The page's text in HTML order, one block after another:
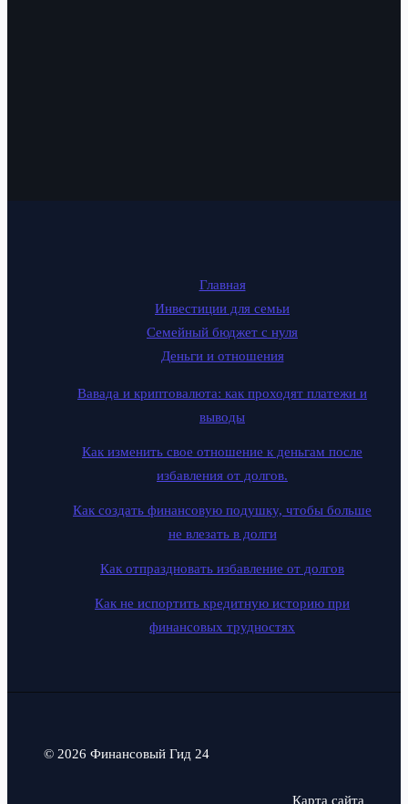
Главная
Инвестиции для семьи
Семейный бюджет с нуля
Деньги и отношения
Вавада и криптовалюта: как проходят платежи и
выводы
Как изменить свое отношение к деньгам после
избавления от долгов.
Как создать финансовую подушку, чтобы больше
не влезать в долги
Как отпраздновать избавление от долгов
Как не испортить кредитную историю при
финансовых трудностях
© 2026 Финансовый Гид 24
Карта сайта